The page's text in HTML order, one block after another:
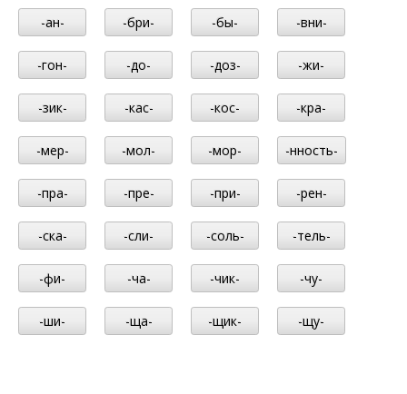
-ан-
-бри- -бы- -вни-
-гон- -до- -доз- -жи-
-зик- -кас- -кос- -кра-
-мер- -мол- -мор- -нность-
-пра- -пре- -при- -рен-
-ска- -сли- -соль- -тель-
-фи- -ча- -чик- -чу-
-ши- -ща- -щик- -щу-